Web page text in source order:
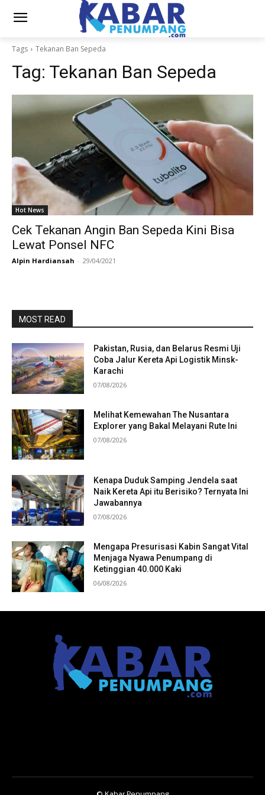
Tags Tekanan Ban Sepeda
Tag: Tekanan Ban Sepeda
Hot News
Cek Tekanan Angin Ban Sepeda Kini Bisa
Lewat Ponsel NFC
Alpin Hardiansah - 29/04/2021
MOST READ
Pakistan, Rusia, dan Belarus Resmi Uji
Coba Jalur Kereta Api Logistik Minsk-
Karachi
07/08/2026
Melihat Kemewahan The Nusantara
Explorer yang Bakal Melayani Rute Ini
07/08/2026
Kenapa Duduk Samping Jendela saat
Naik Kereta Api itu Berisiko? Ternyata Ini
Jawabannya
07/08/2026
Mengapa Presurisasi Kabin Sangat Vital
Menjaga Nyawa Penumpang di
Ketinggian 40.000 Kaki
06/08/2026